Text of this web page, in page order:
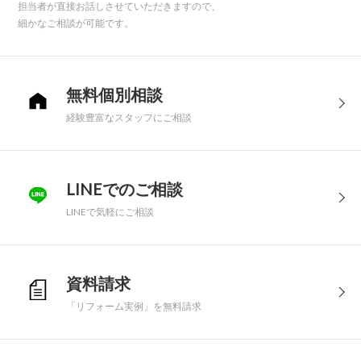
担当者が直接お話しさせていただきますので、
細かなご相談が可能です。
無料個別相談
経験豊富なスタッフにご相談
LINEでのご相談
LINEで気軽にご相談
資料請求
「リフォーム実例」を無料請求